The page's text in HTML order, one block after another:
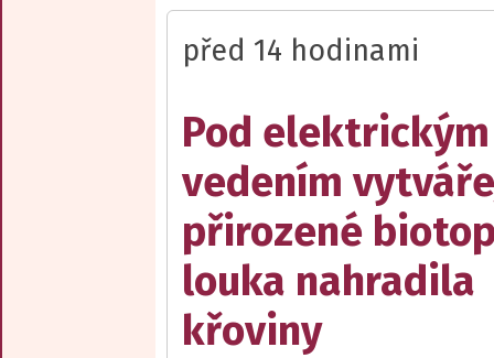
před 14 hodinami
Pod elektrickým
vedením
přirozené
louka nahradila
křoviny